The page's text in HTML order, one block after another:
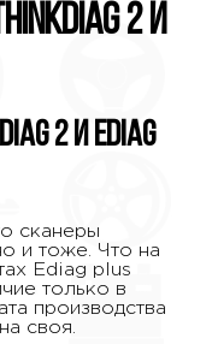
2 и
2 и Ediag
сканеры
и тоже. Что на
Ediag plus
только в
производства
своя.